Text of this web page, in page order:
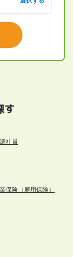
す
社員
保険（雇用保険）